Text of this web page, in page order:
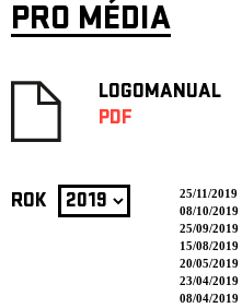
PRO MÉDIA
LOGOMANUAL
PDF
ROK 25/11/2019
08/10/2019
25/09/2019
15/08/2019
20/05/2019
23/04/2019
08/04/2019